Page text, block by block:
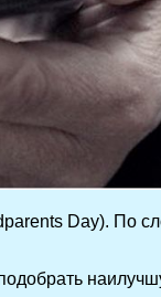
Day). По